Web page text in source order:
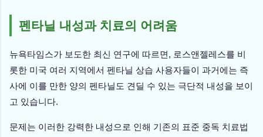
펜타닐 내성과 치료의 어려움
뉴욕타임스가 보도한 최신 연구에 따르면, 로스앤젤레스를 비
롯한 미국 여러 지역에서 펜타닐 상습 사용자들이 과거에는 즉
사에 이를 만한 양의 펜타닐도 견딜 수 있는 극단적 내성을 보이
고 있습니다.
문제는 이러한 강력한 내성으로 인해 기존의 표준 중독 치료법